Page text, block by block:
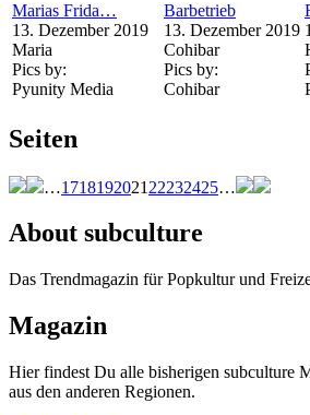
Marias Frida…
13. Dezember 2019
Maria
Pics by:
Pyunity Media
Barbetrieb
13. Dezember 2019
Cohibar
Pics by:
Cohibar
Seiten
…1718192021 22232425…
About subculture
Das Trendmagazin für Popkultur und
Magazin
Hier findest Du alle bisherigen subculture
aus den anderen Regionen.